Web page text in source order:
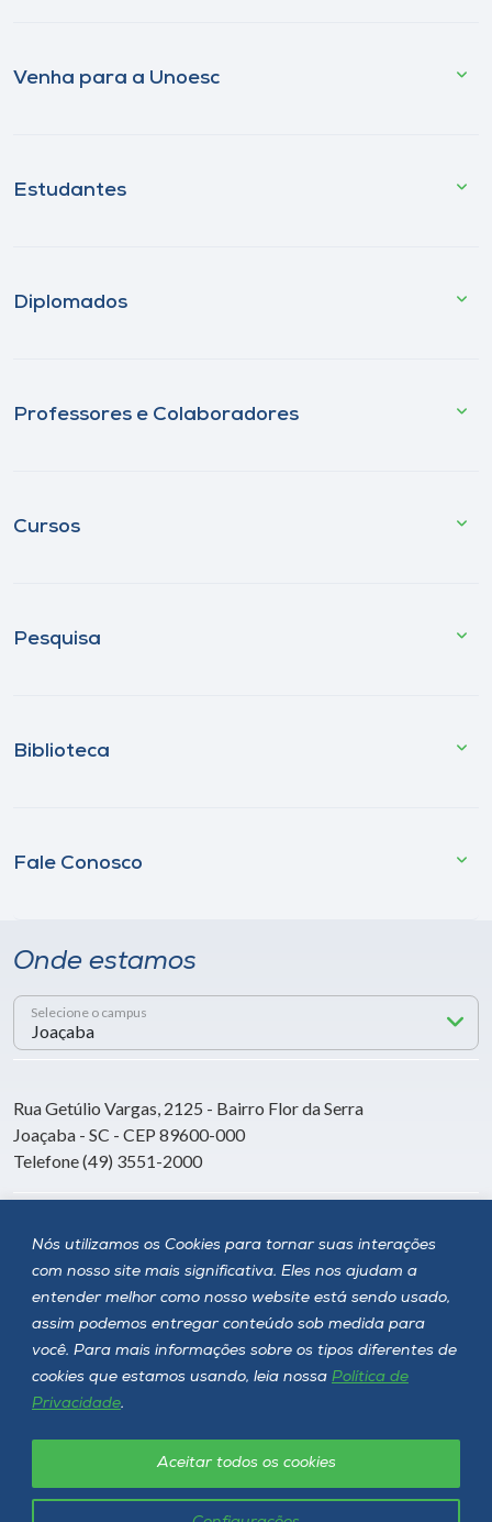
Nós utilizamos os Cookies para tornar suas interações
com nosso site mais significativa. Eles nos ajudam a
entender melhor como nosso website está sendo usado,
assim podemos entregar conteúdo sob medida para
você. Para mais informações sobre os tipos diferentes de
cookies que estamos usando, leia nossa Política de
Privacidade.
Aceitar todos os cookies
Venha para a Unoesc
Estudantes
Diplomados
Professores e Colaboradores
Cursos
Pesquisa
Biblioteca
Fale Conosco
Onde estamos
Selecione o campus
Rua Getúlio Vargas, 2125 - Bairro Flor da Serra
Joaçaba - SC - CEP 89600-000
Telefone (49) 3551-2000
Siga a Unoesc
Política de privacidade LGPD